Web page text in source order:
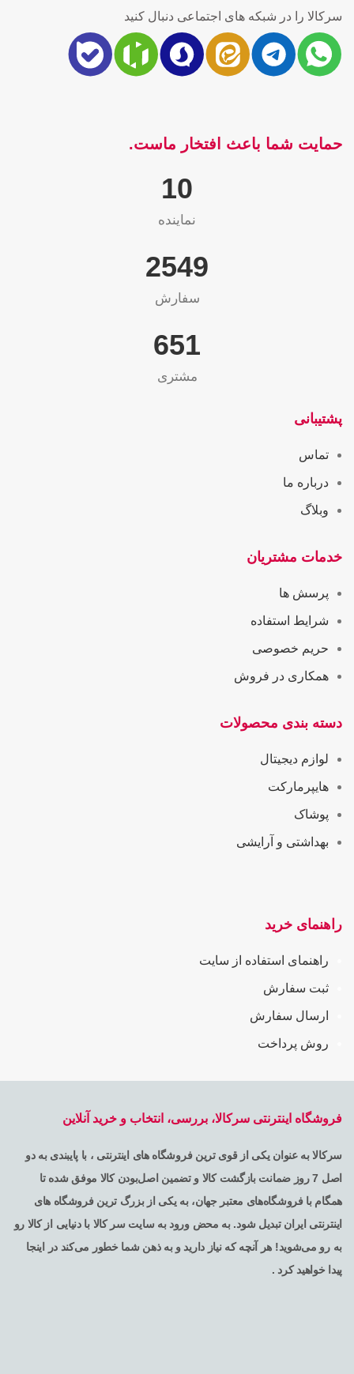
سرکالا را در شبکه های اجتماعی دنبال کنید
حمایت شما باعث افتخار ماست.
10
نماینده
2565
سفارش
655
مشتری
پشتیبانی
تماس
درباره ما
وبلاگ
خدمات مشتریان
پرسش ها
شرایط استفاده
حریم خصوصی
همکاری در فروش
دسته بندی محصولات
لوازم دیجیتال
هایپرمارکت
پوشاک
بهداشتی و آرایشی
راهنمای خرید
راهنمای استفاده از سایت
ثبت سفارش
ارسال سفارش
روش پرداخت
فروشگاه اینترنتی سرکالا، بررسی، انتخاب و خرید آنلاین
سرکالا به عنوان یکی از قوی ترین فروشگاه های اینترنتی ، با پایبندی به دو
اصل 7 روز ضمانت بازگشت کالا و تضمین اصل‌بودن کالا موفق شده تا
همگام با فروشگاه‌های معتبر جهان، به یکی از بزرگ ترین فروشگاه های
اینترنتی ایران تبدیل شود. به محض ورود به سایت سر کالا با دنیایی از کالا رو
به رو می‌شوید! هر آنچه که نیاز دارید و به ذهن شما خطور می‌کند در اینجا
پیدا خواهید کرد .